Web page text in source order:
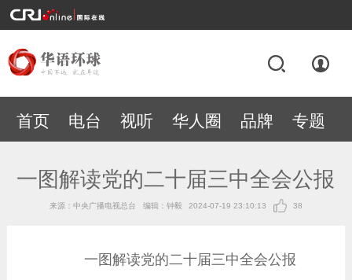
首页 电台 视听 华人圈 品牌 专题
一图解读党的二十届三中全会公报
来源：中央广播电视总台 编辑：钟毅 2024-07-19 23:10:13 38
一图解读党的二十届三中全会公报